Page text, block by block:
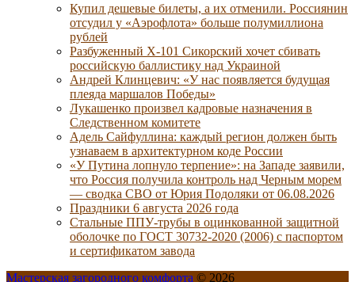
Купил дешевые билеты, а их отменили. Россиянин
отсудил у «Аэрофлота» больше полумиллиона
рублей
Разбуженный Х-101 Сикорский хочет сбивать
российскую баллистику над Украиной
Андрей Клинцевич: «У нас появляется будущая
плеяда маршалов Победы»
Лукашенко произвел кадровые назначения в
Следственном комитете
Адель Сайфуллина: каждый регион должен быть
узнаваем в архитектурном коде России
«У Путина лопнуло терпение»: на Западе заявили,
что Россия получила контроль над Черным морем
— сводка СВО от Юрия Подоляки от 06.08.2026
Праздники 6 августа 2026 года
Стальные ППУ-трубы в оцинкованной защитной
оболочке по ГОСТ 30732-2020 (2006) с паспортом
и сертификатом завода
Мастерская загородного комфорта © 2026